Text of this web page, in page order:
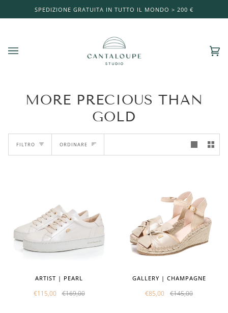
SPEDIZIONE GRATUITA IN TUTTO IL MONDO > 200 €
MORE PRECIOUS THAN
GOLD
FILTRO ORDINARE
ORDINARE
ARTIST | PEARL
€115,00 €169,00
GALLERY | CHAMPAGNE
€85,00 €145,00